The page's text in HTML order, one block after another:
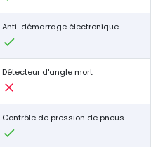
Anti-démarrage électronique
Détecteur d'angle mort
Contrôle de pression de pneus